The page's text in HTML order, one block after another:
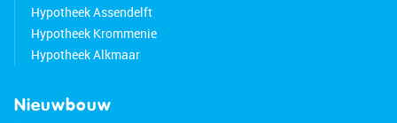
Hypotheek Assendelft
Hypotheek Krommenie
Hypotheek Alkmaar
Nieuwbouw